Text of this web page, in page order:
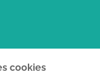
cookies